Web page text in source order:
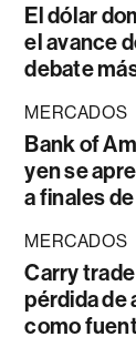
El dólar
el avance
debate
MERCADOS
Bank of
yen se
a finales
MERCADOS
Carry
pérdida de
como